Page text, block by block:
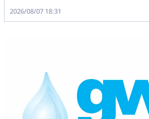
2026/08/07 18:31